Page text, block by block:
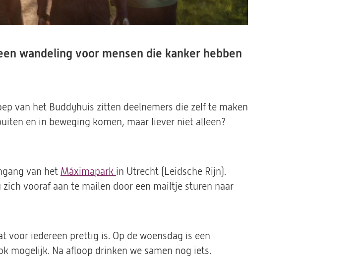
wandeling voor mensen die kanker hebben
van het Buddyhuis zitten deelnemers die zelf te maken
en in beweging komen, maar liever niet alleen?
van het Máximapark (opent
in
tab)
in Utrecht (Leidsche Rijn).
zich vooraf aan te mailen door een mailtje sturen naar
voor iedereen prettig is. Op de woensdag is een
mogelijk. Na afloop drinken we samen nog iets.